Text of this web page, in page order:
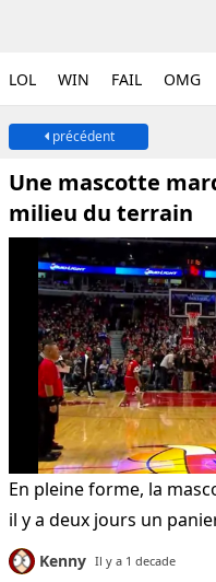
LOL WIN FAIL OMG
précédent
Une mascotte
milieu du terrain
En pleine forme, la
il y a deux jours un
Kenny Il y a 1 decade